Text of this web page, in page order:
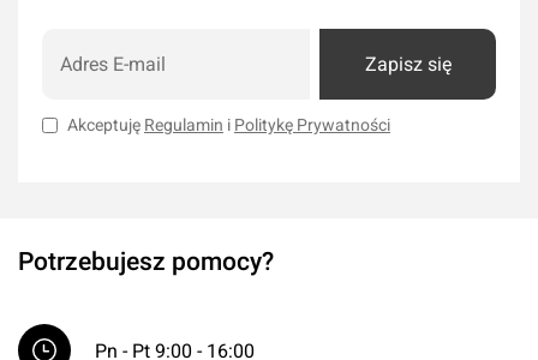
Zapisz się
Akceptuję Regulamin i Politykę Prywatności
Potrzebujesz pomocy?
Pn - Pt 9:00 - 16:00